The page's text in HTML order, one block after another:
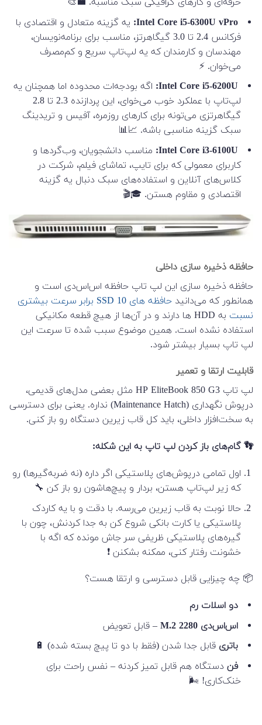
یه گزینه متعادل و اقتصادی با
فرکانس 2.4 تا 3.0 گیگاهرتز، مناسب برای برنامه‌نویسان،
مهندسان و کارمندان که یه لپ‌تاپ سریع و کم‌مصرف
می‌خوان. ⚡
اگه بودجه‌ات محدوده اما همچنان یه
لپ‌تاپ با عملکرد خوب می‌خوای، این پردازنده 2.3 تا 2.8
گیگاهرتزی می‌تونه برای کارهای روزمره، آفیس و تریدینگ
سبک گزینه مناسبی باشه. 📈📊
مناسب دانشجویان، وب‌گردها و
کاربرای معمولی که برای تایپ، تماشای فیلم، شرکت در
کلاس‌های آنلاین و استفاده‌های سبک دنبال یه گزینه
اقتصادی و مقاوم هستن. 🎓🎬
حافظه ذخیره سازی داخلی
حافظه ذخیره سازی این لپ تاپ حافظه اس‌اس‌دی است و
همانطور که می‌دانید
حافظه های SSD 10 برابر سرعت بیشتری
نسبت
به HDD ها دارند و در آن‌ها از هیچ قطعه مکانیکی
استفاده نشده است. همین موضوع سبب شده تا سرعت این
لپ تاپ بسیار بیشتر شود.
قابلیت ارتقا و تعمیر
لپ تاپ HP EliteBook 850 G3 مثل بعضی مدل‌های قدیمی،
درپوش نگهداری (Maintenance Hatch) نداره. یعنی برای دسترسی
به سخت‌افزار داخلی، باید کل قاب زیرین دستگاه رو باز کنی.
👣 گام‌های باز کردن لپ تاپ به این شکله:
اول تمامی درپوش‌های پلاستیکی اگر داره (نه ضربه‌گیرها) رو
که زیر لپ‌تاپ هستن، بردار و پیچ‌هاشون رو باز کن 🔧
حالا نوبت به قاب زیرین می‌رسه. با دقت و با یه کاردک
پلاستیکی یا کارت بانکی شروع کن به جدا کردنش، چون با
گیره‌های پلاستیکی ظریفی سر جاش مونده که اگه با
خشونت رفتار کنی، ممکنه بشکنن ❗
📦 چه چیزایی قابل دسترسی و ارتقا هست؟
دو اسلات رم
اس‌اس‌دی M.2 2280
– قابل تعویض
باتری قابل جدا شدن (فقط با دو تا پیچ بسته شده) 🔋
فندستگاه هم قابل تمیز کردنه – نفس راحت برای
خنک‌کاری! 🌬️